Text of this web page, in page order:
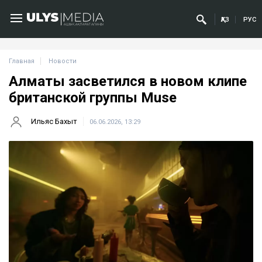
ҚАЗ РУС
Главная Новости
Алматы засветился в новом клипе
британской группы Muse
Ильяс Бахыт 06.06.2026, 13:29